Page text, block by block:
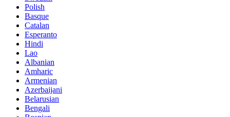
Polish
Basque
Catalan
Esperanto
Hindi
Lao
Albanian
Amharic
Armenian
Azerbaijani
Belarusian
Bengali